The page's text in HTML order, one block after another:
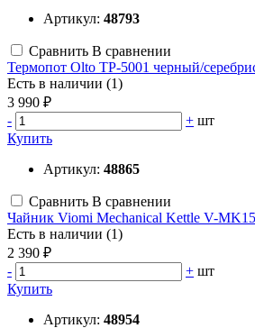
Артикул: 48793
Сравнить В сравнении
Термопот Olto TP-5001 черный/
Есть в наличии (1)
3 990 ₽
-
+ шт
Купить
Артикул: 48865
Сравнить В сравнении
Чайник Viomi Mechanical Kettle V-
Есть в наличии (1)
2 390 ₽
-
+ шт
Купить
Артикул: 48954